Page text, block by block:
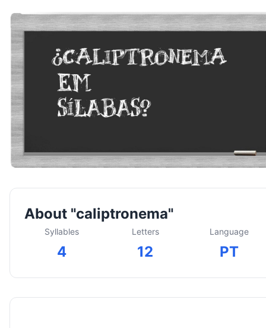
About "caliptronema"
Syllables
4
Letters
12
Language
PT